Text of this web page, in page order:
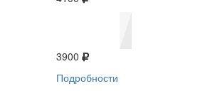
3900
Подробности